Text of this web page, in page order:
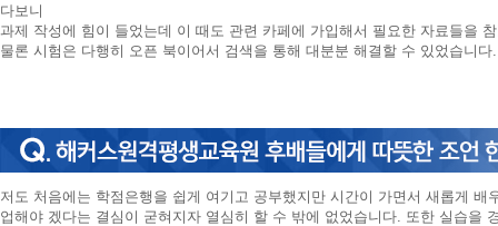
다보니
과제 작성에 힘이 들었는데 이 때도 관련 카페에 가입해서 필요한 자료들을
물론 시험은 다행히 오픈 북이어서 검색을 통해 대분분 해결할 수 있었습
저도 처음에는 학점은행을 쉽게 여기고 공부했지만 시간이 가면서 새롭게 배
업해야 겠다는 결심이 굳혀지자 열심히 할 수 밖에 없었습니다. 또한 실습을